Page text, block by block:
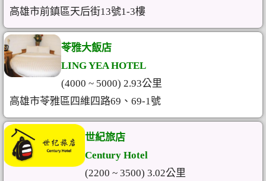
高雄市前鎮區天后街13號1-3樓
苓雅大飯店
LING YEA HOTEL
(4000 ~ 5000) 2.93公里
高雄市苓雅區四維四路69、69-1號
世紀旅店
Century Hotel
(2200 ~ 3500) 3.02公里